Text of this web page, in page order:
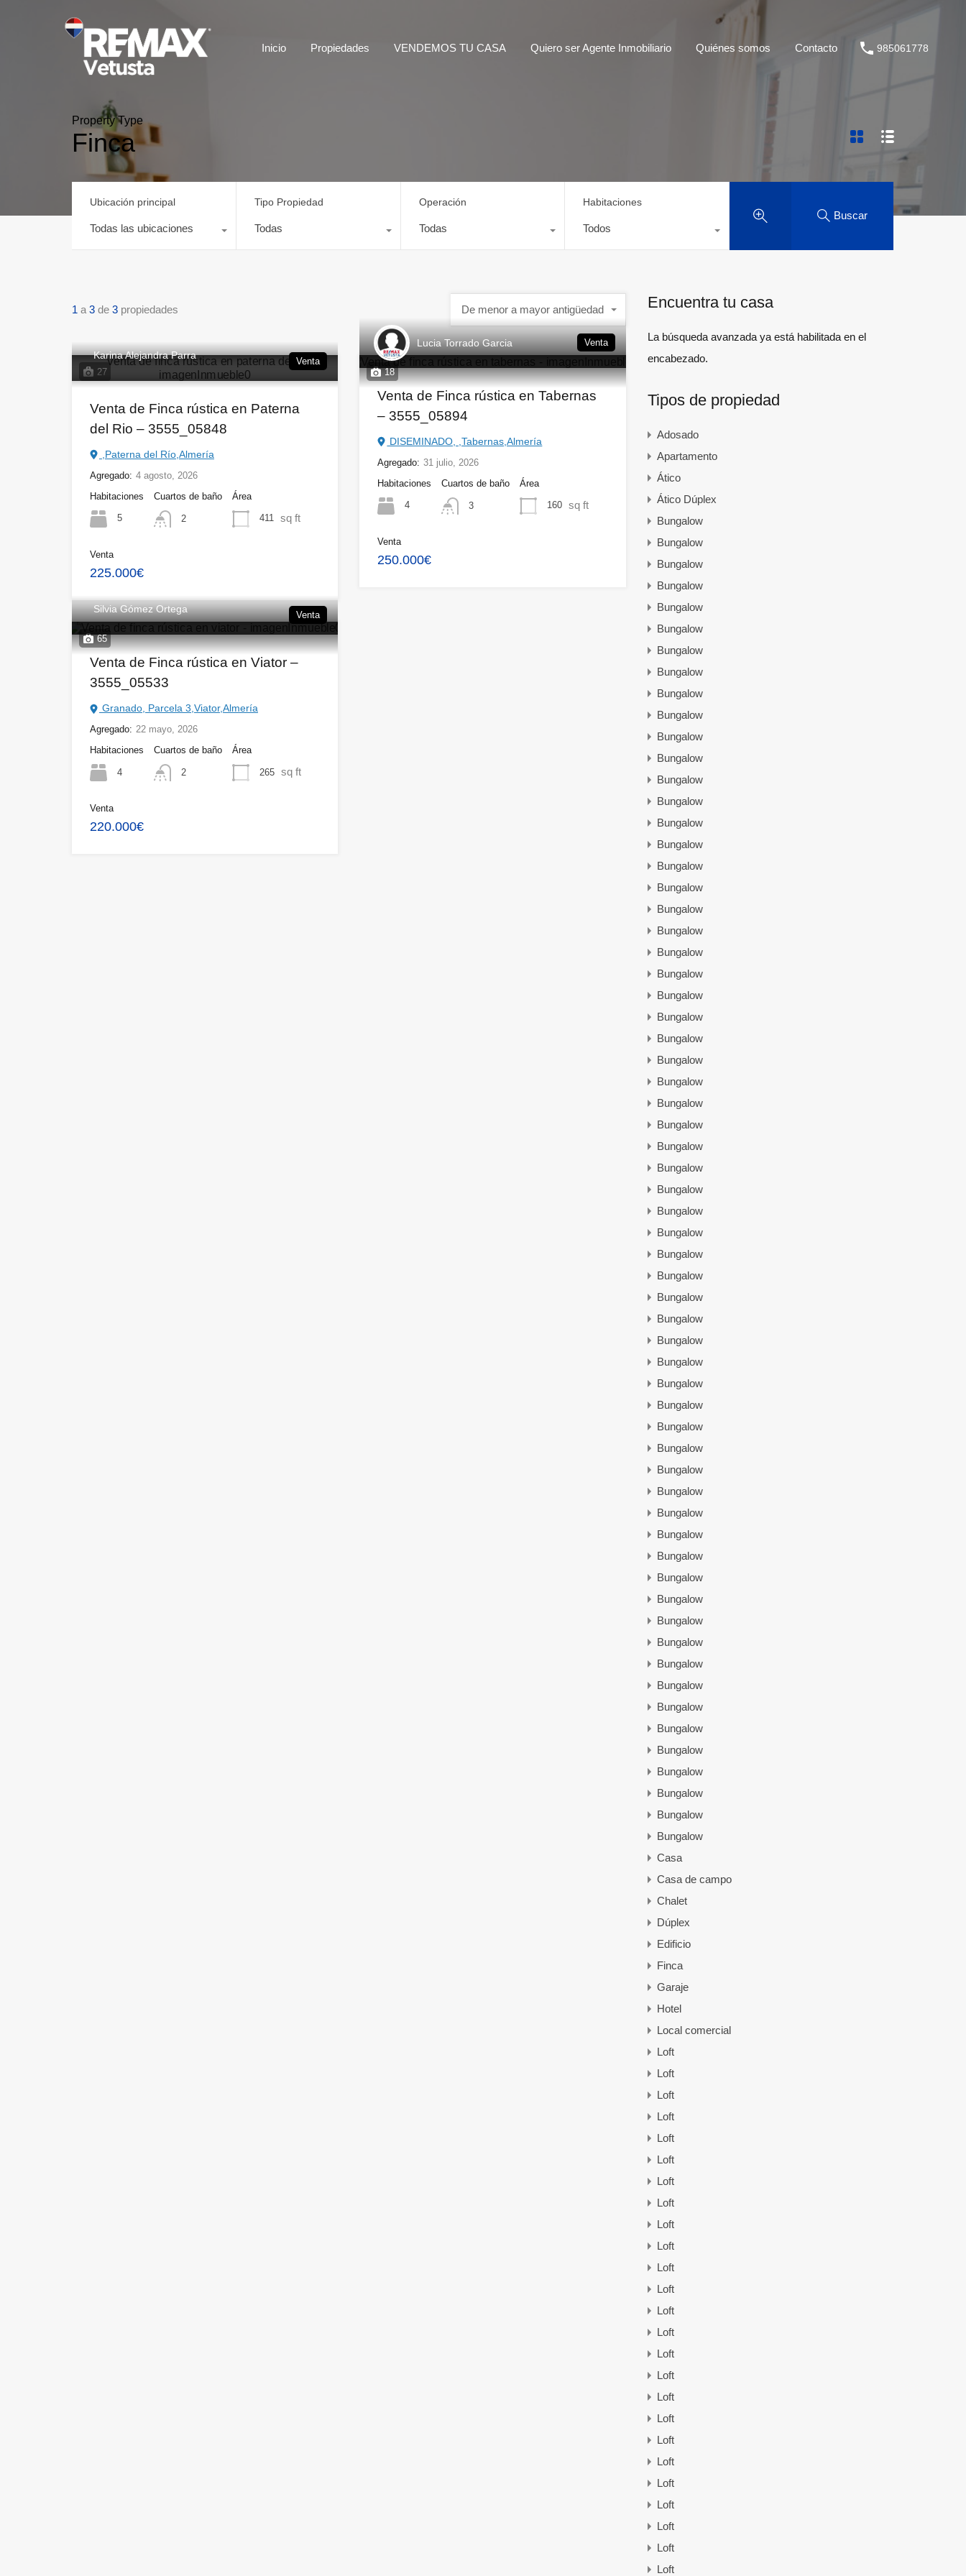
Inicio Propiedades VENDEMOS TU CASA Quiero ser Agente Inmobiliario Quiénes somos Contacto 985061778
Property Type
Finca
Ubicación principal
Todas las ubicaciones
Tipo Propiedad
Todas
Operación
Todas
Habitaciones
Todos
Buscar
1 a 3 de 3 propiedades De menor a mayor antigüedad
27
Karina Alejandra Parra
Venta
Venta de Finca rústica en Paterna
del Rio – 3555_05848
,Paterna del Río,Almería
Agregado: 4 agosto, 2026
Habitaciones
5
Cuartos de baño
2
Área
411 sq ft
Venta
225.000€
18
Lucia Torrado Garcia Venta
Venta de Finca rústica en Tabernas
– 3555_05894
DISEMINADO, ,Tabernas,Almería
Agregado: 31 julio, 2026
Habitaciones
4
Cuartos de baño
3
Área
160 sq ft
Venta
250.000€
65
Silvia Gómez Ortega
Venta
Venta de Finca rústica en Viator –
3555_05533
Granado, Parcela 3,Viator,Almería
Agregado: 22 mayo, 2026
Habitaciones
4
Cuartos de baño
2
Área
265 sq ft
Venta
220.000€
Encuentra tu casa
La búsqueda avanzada ya está habilitada en el
encabezado.
Tipos de propiedad
Adosado
Apartamento
Ático
Ático Dúplex
Bungalow
Bungalow
Bungalow
Bungalow
Bungalow
Bungalow
Bungalow
Bungalow
Bungalow
Bungalow
Bungalow
Bungalow
Bungalow
Bungalow
Bungalow
Bungalow
Bungalow
Bungalow
Bungalow
Bungalow
Bungalow
Bungalow
Bungalow
Bungalow
Bungalow
Bungalow
Bungalow
Bungalow
Bungalow
Bungalow
Bungalow
Bungalow
Bungalow
Bungalow
Bungalow
Bungalow
Bungalow
Bungalow
Bungalow
Bungalow
Bungalow
Bungalow
Bungalow
Bungalow
Bungalow
Bungalow
Bungalow
Bungalow
Bungalow
Bungalow
Bungalow
Bungalow
Bungalow
Bungalow
Bungalow
Bungalow
Bungalow
Bungalow
Bungalow
Bungalow
Bungalow
Bungalow
Casa
Casa de campo
Chalet
Dúplex
Edificio
Finca
Garaje
Hotel
Local comercial
Loft
Loft
Loft
Loft
Loft
Loft
Loft
Loft
Loft
Loft
Loft
Loft
Loft
Loft
Loft
Loft
Loft
Loft
Loft
Loft
Loft
Loft
Loft
Loft
Loft